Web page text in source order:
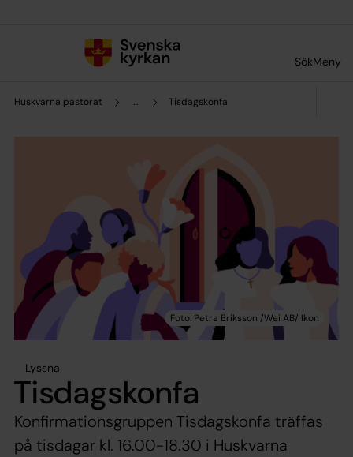
SökMeny
Huskvarna pastorat ... Tisdagskonfa
Lyssna
Tisdagskonfa
Konfirmationsgruppen Tisdagskonfa träffas
på tisdagar kl. 16.00-18.30 i Huskvarna